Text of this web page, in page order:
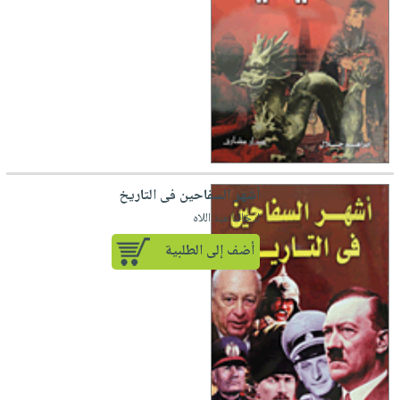
أشهر السفاحين فى التاريخ
لـ خالد عبد اللاه
أضف إلى الطلبية